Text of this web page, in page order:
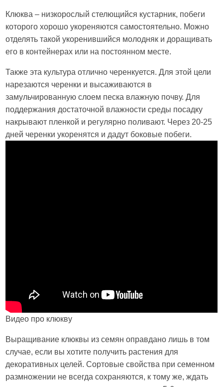
Клюква – низкорослый стелющийся кустарник, побеги
которого хорошо укореняются самостоятельно. Можно
отделять такой укоренившийся молодняк и доращивать
его в контейнерах или на постоянном месте.
Также эта культура отлично черенкуется. Для этой цели
нарезаются черенки и высаживаются в
замульчированную слоем песка влажную почву. Для
поддержания достаточной влажности среды посадку
накрывают пленкой и регулярно поливают. Через 20-25
дней черенки укоренятся и дадут боковые побеги.
Видео про клюкву
Выращивание клюквы из семян оправдано лишь в том
случае, если вы хотите получить растения для
декоративных целей. Сортовые свойства при семенном
размножении не всегда сохраняются, к тому же, ждать